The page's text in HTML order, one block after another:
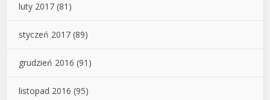
luty 2017 (81)
styczeń 2017 (89)
grudzień 2016 (91)
listopad 2016 (95)